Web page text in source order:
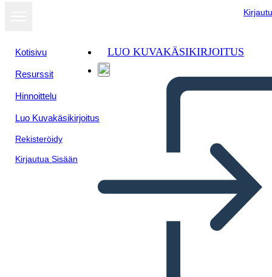
Kotisivu
Resurssit
Hinnoittelu
Luo Kuvakäsikirjoitus
Rekisteröidy
Kirjautua Sisään
LUO KUVAKÄSIKIRJOITUS